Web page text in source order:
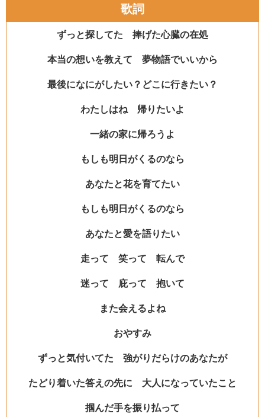
歌詞
ずっと探してた 捧げた心臓の在処
本当の想いを教えて 夢物語でいいから
最後になにがしたい？どこに行きたい？
わたしはね 帰りたいよ
一緒の家に帰ろうよ
もしも明日がくるのなら
あなたと花を育てたい
もしも明日がくるのなら
あなたと愛を語りたい
走って 笑って 転んで
迷って 庇って 抱いて
また会えるよね
おやすみ
ずっと気付いてた 強がりだらけのあなたが
たどり着いた答えの先に 大人になっていたこと
掴んだ手を振り払って